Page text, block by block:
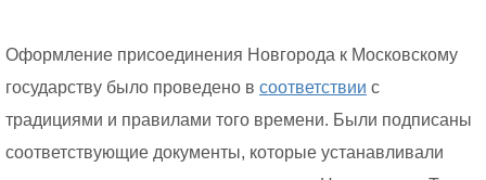
Оформление присоединения Новгорода к Московскому
государству было проведено в соответствии с
традициями и правилами того времени. Были подписаны
соответствующие документы, которые устанавливали